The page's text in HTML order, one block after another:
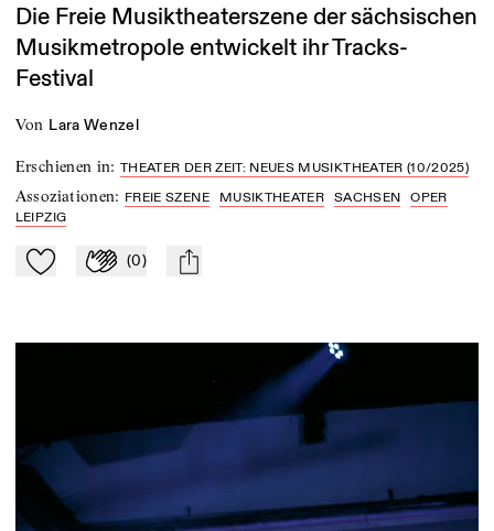
Die Freie Musiktheaterszene der sächsischen
Musikmetropole entwickelt ihr Tracks-
Festival
von Lara Wenzel
Erschienen in:THEATER DER ZEIT: NEUES MUSIKTHEATER (10/2025)
Assoziationen: FREIE SZENE MUSIKTHEATER SACHSEN
OPER
LEIPZIG
Zu Mein-TdZ hinzufügen
Applaudieren
(0) mail